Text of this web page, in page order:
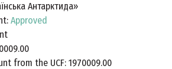
Антарктида»
Approved
from the UCF: 1970009.00